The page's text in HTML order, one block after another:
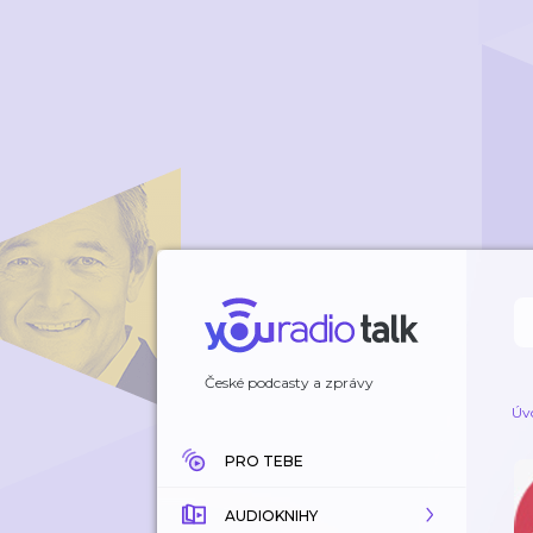
České podcasty a zprávy
PRO TEBE
AUDIOKNIHY